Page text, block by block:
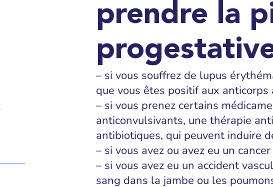
prendre la
– si vous souffrez de lupus
que vous êtes positif aux
– si vous prenez certains
anticonvulsivants, une thérapie
antibiotiques, qui peuvent induire
– si vous avez ou avez eu un
– si vous avez eu un accident
sang dans la jambe ou les